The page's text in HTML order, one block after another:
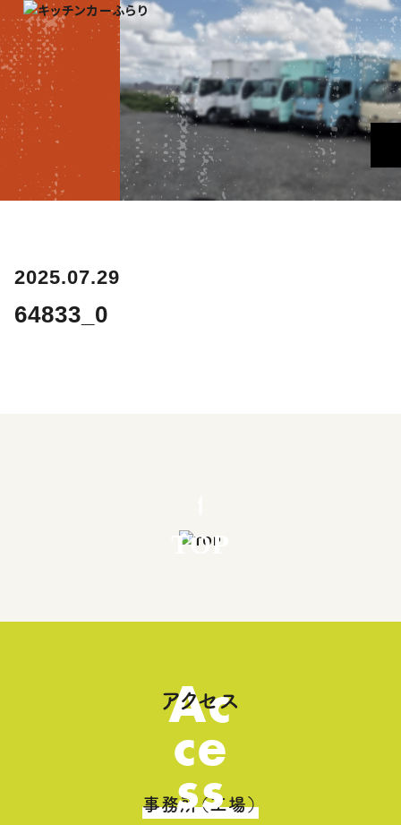
2025.07.29
64833_0
TOP
Ac
ce
ss
アクセス
事務所（工場）